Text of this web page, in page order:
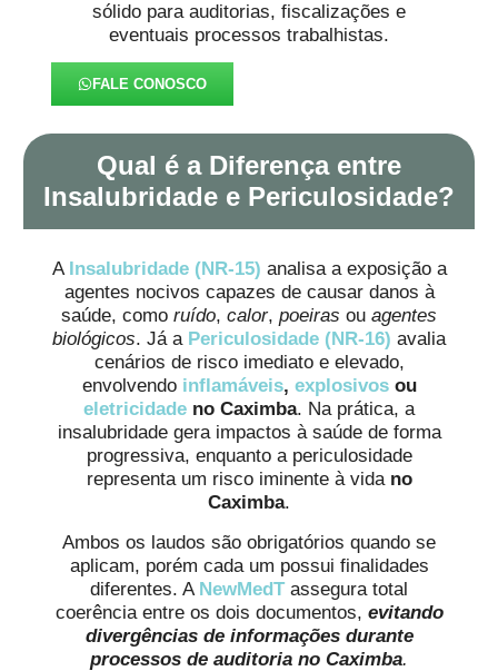
sólido para auditorias, fiscalizações e
eventuais processos trabalhistas.
FALE CONOSCO
Qual é a Diferença entre
Insalubridade e Periculosidade?
A Insalubridade (NR-15) analisa a exposição a
agentes nocivos capazes de causar danos à
saúde, como ruído, calor, poeiras ou agentes
biológicos. Já a Periculosidade (NR-16) avalia
cenários de risco imediato e elevado,
envolvendo inflamáveis, explosivosou
eletricidade no Caximba. Na prática, a
insalubridade gera impactos à saúde de forma
progressiva, enquanto a periculosidade
representa um risco iminente à vida no
Caximba.
Ambos os laudos são obrigatórios quando se
aplicam, porém cada um possui finalidades
diferentes. A NewMedT assegura total
coerência entre os dois documentos, evitando
divergências de informações durante
processos de auditoria no Caximba.